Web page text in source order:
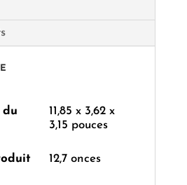
du
11,85 x 3,62 x
3,15 pouces
12,7 onces